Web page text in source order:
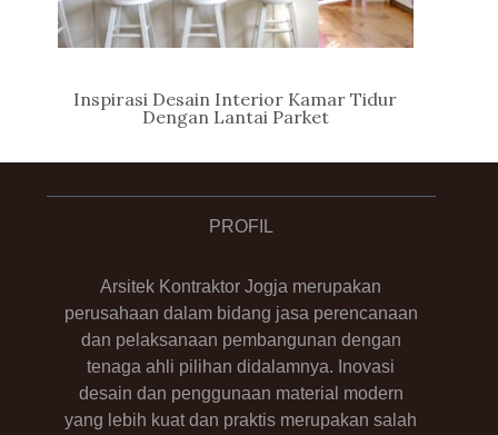
Inspirasi Desain Interior Kamar Tidur
Dengan Lantai Parket
PROFIL
Arsitek Kontraktor Jogja merupakan
perusahaan dalam bidang jasa perencanaan
dan pelaksanaan pembangunan dengan
tenaga ahli pilihan didalamnya. Inovasi
desain dan penggunaan material modern
yang lebih kuat dan praktis merupakan salah